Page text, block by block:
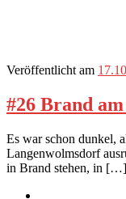
Veröffentlicht am
#26 Brand
Es war schon dunkel,
Langenwolmsdorf
in Brand stehen, in […]